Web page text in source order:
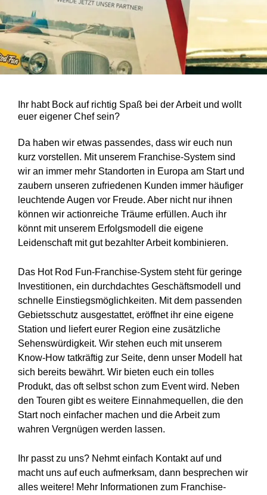
Ihr habt Bock auf richtig Spaß bei der Arbeit und wollt
euer eigener Chef sein?
Da haben wir etwas passendes, dass wir euch nun
kurz vorstellen. Mit unserem Franchise-System sind
wir an immer mehr Standorten in Europa am Start und
zaubern unseren zufriedenen Kunden immer häufiger
leuchtende Augen vor Freude. Aber nicht nur ihnen
können wir actionreiche Träume erfüllen. Auch ihr
könnt mit unserem Erfolgsmodell die eigene
Leidenschaft mit gut bezahlter Arbeit kombinieren.
Das Hot Rod Fun-Franchise-System steht für geringe
Investitionen, ein durchdachtes Geschäftsmodell und
schnelle Einstiegsmöglichkeiten. Mit dem passenden
Gebietsschutz ausgestattet, eröffnet ihr eine eigene
Station und liefert eurer Region eine zusätzliche
Sehenswürdigkeit. Wir stehen euch mit unserem
Know-How tatkräftig zur Seite, denn unser Modell hat
sich bereits bewährt. Wir bieten euch ein tolles
Produkt, das oft selbst schon zum Event wird. Neben
den Touren gibt es weitere Einnahmequellen, die den
Start noch einfacher machen und die Arbeit zum
wahren Vergnügen werden lassen.
Ihr passt zu uns? Nehmt einfach Kontakt auf und
macht uns auf euch aufmerksam, dann besprechen wir
alles weitere! Mehr Informationen zum Franchise-